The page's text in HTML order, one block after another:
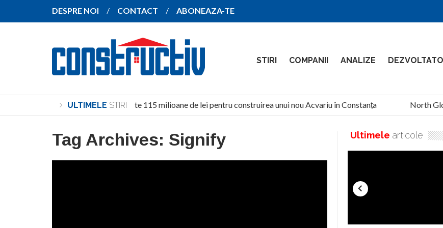
DESPRE NOI CONTACT ABONEAZA-TE
STIRI COMPANII ANALIZE
ULTIMELE STIRI
Investiție de peste 115 milioane de lei pentru construirea unui nou Acvariu în Constanța North
Tag Archives: Signify Ultimele articole